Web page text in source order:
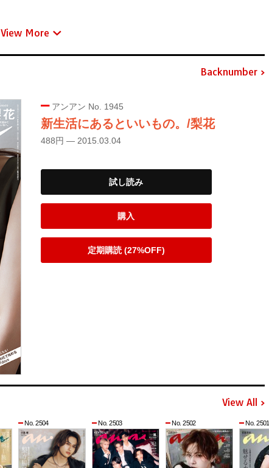
View More
Backnumber
アンアン No. 1945
新生活にあるといいもの。/梨花
488円 — 2015.03.04
試し読み
購入
定期購読 (27%OFF)
View All
No. 2504 No. 2503 No. 2502 No. 2501